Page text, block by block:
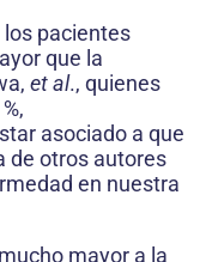
los pacientes
que la
et al., quienes
asociado a que
de otros autores
en nuestra
mayor a la